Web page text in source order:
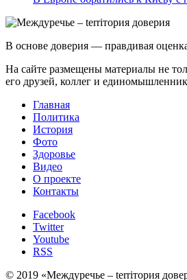
В основе доверия — правдивая
На сайте размещены материалы не
его друзей, коллег и
Главная
Политика
История
Фото
Здоровье
Видео
О проекте
Контакты
Facebook
Twitter
Youtube
RSS
© 2019 «Междуречье – terriтория